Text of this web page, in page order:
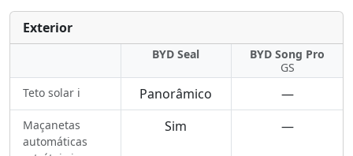
Exterior
BYD Seal
BYD Song Pro
GS
Teto solar ℹ️
Panorâmico —
Maçanetas
automáticas
Sim —